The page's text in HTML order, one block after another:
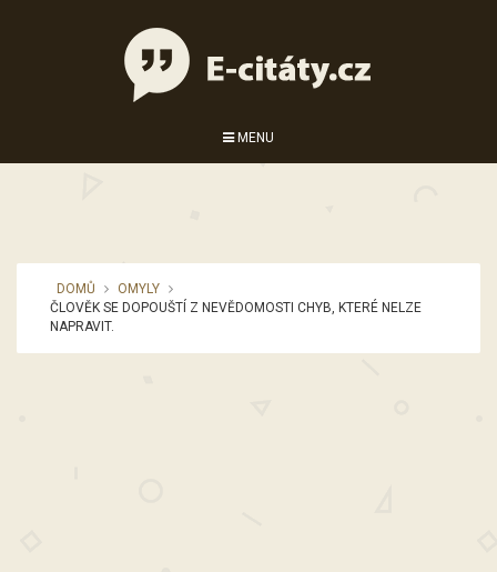
MENU
DOMŮ
OMYLY
ČLOVĚK SE DOPOUŠTÍ Z NEVĚDOMOSTI CHYB, KTERÉ NELZE
NAPRAVIT.